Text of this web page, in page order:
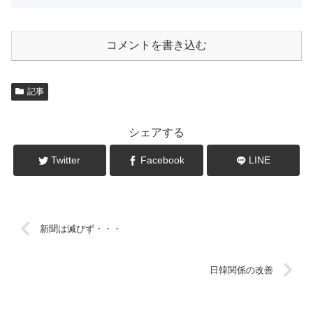
コメントを書き込む
記事
シェアする
Twitter Facebook LINE
新聞は滅びず・・・
日韓関係の改善